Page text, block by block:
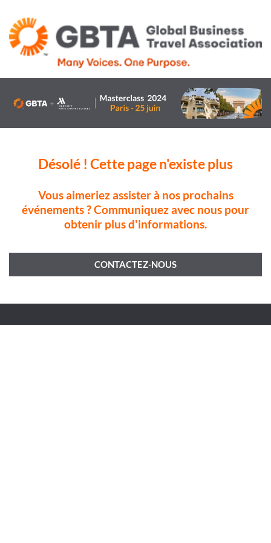
Désolé ! Cette page n'existe plus
Vous aimeriez assister à nos prochains
événements ? Communiquez avec nous pour
obtenir plus d'informations.
CONTACTEZ-NOUS